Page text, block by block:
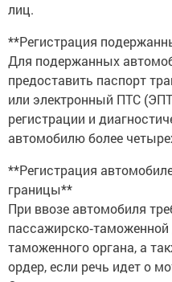
лиц.
**Регистрация
Для подержанных
предоставить паспорт
или электронный ПТС
регистрации и
автомобилю более
**Регистрация
границы**
При ввозе автомобиля
таможенного органа, а
ордер, если речь идет о